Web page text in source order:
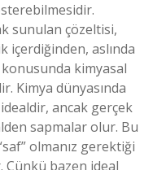
sunulan çözeltisi,
içerdiğinden, aslında
kimyasal
Kimya dünyasında
ancak gerçek
sapmalar olur. Bu
olmanız gerektiği
bazen ideal